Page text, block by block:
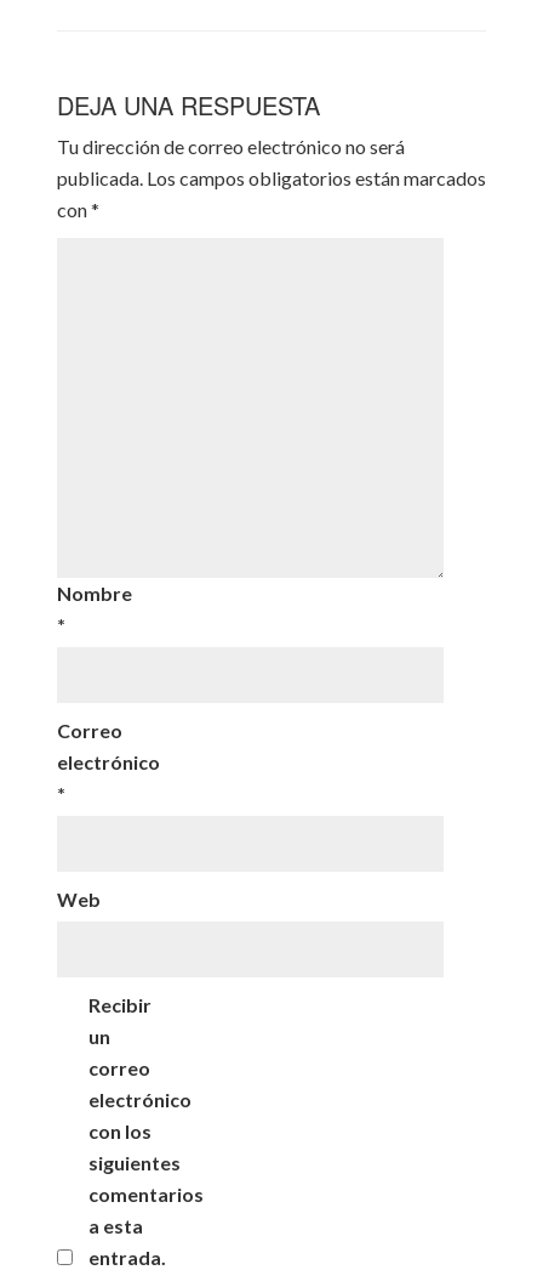
DEJA UNA RESPUESTA
Tu dirección de correo electrónico no será
publicada. Los campos obligatorios están marcados
con*
Nombre
*
Correo
electrónico
*
Web
Recibir
un
correo
electrónico
con los
siguientes
comentarios
a esta
entrada.